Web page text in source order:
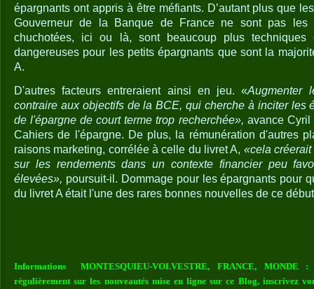
épargnants ont appris à être méfiants. D’autant plus que
Gouverneur de la Banque de France ne sont pas les
chuchotées, ici ou là, sont beaucoup plus
dangereuses pour les petits épargnants que sont la
A.
D'autres facteurs entreraient ainsi en jeu. «Augmenter
contraire aux objectifs de la BCE, qui cherche à inciter les
de l'épargne de court terme trop recherchée», avance Cyril
Cahiers de l'épargne. De plus, la rémunération d'autres
raisons marketing, corrélée à celle du livret A, «cela
sur les rendements dans un contexte financier peu
élevées», poursuit-il. Dommage pour les épargnants pour
du livret A était l'une des rares bonnes nouvelles de ce
Informations MONTESQUIEU-VOLVESTRE, FRANCE, MONDE
régulièrement sur les nouveautés mise en ligne sur ce Blog, inscrivez